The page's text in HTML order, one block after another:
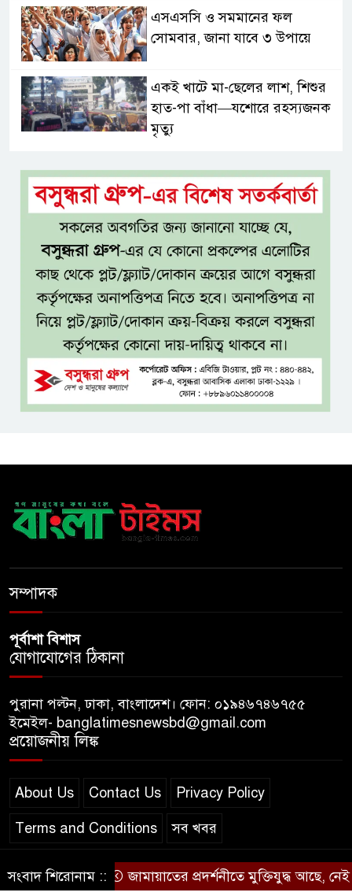
এসএসসি ও সমমানের ফল
সোমবার, জানা যাবে ৩ উপায়ে
একই খাটে মা-ছেলের লাশ, শিশুর
হাত-পা বাঁধা—যশোরে রহস্যজনক
মৃত্যু
মাকে খুঁজতে এসে মিলল পলিথিনে
মোড়ানো মরদেহ, মেলেনি মাথা ও
পা
কম বয়সেই বন্ধ্যাত্বের ঝুঁকি?
নারীদের ৩ লক্ষণে সতর্ক হওয়ার
পরামর্শ
ইনফ্লুয়েঞ্জা ঠেকাতে নতুন আশার
আলো, প্রবীণদের জন্য এমআরএনএ
ফ্লু টিকা
বিশেষ সুবিধার অভিযোগ ভিত্তিহীন:
জ্বালানি বিভাগ
শেখ হাসিনা চাইলেই কি দেশে
সম্পাদক
পূর্বাশা বিশাস
যোগাযোগের ঠিকানা
পুরানা পল্টন, ঢাকা, বাংলাদেশ। ফোন: ০১৯৪৬৭৪৬৭৫৫
ইমেইল- banglatimesnewsbd@gmail.com
প্রয়োজনীয় লিঙ্ক
About Us Contact Us Privacy Policy
Terms and Conditions সব খবর
© স্বত্ব বাংলা-টাইমস ২০২০-২০২৪
সংবাদ শিরোনাম ::জামায়াতের প্রদর্শনীতে মুক্তিযুদ্ধ আছে, নেই